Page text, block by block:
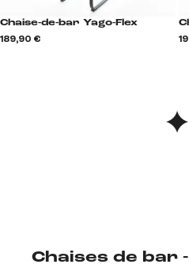
Chaise-de-bar Yago-Flex
189,90 €
Chaises de bar